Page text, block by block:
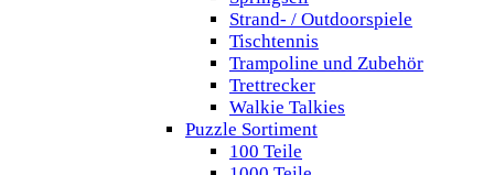
Strand- / Outdoorspiele
Tischtennis
Trampoline und Zubehör
Trettrecker
Walkie Talkies
Puzzle Sortiment
100 Teile